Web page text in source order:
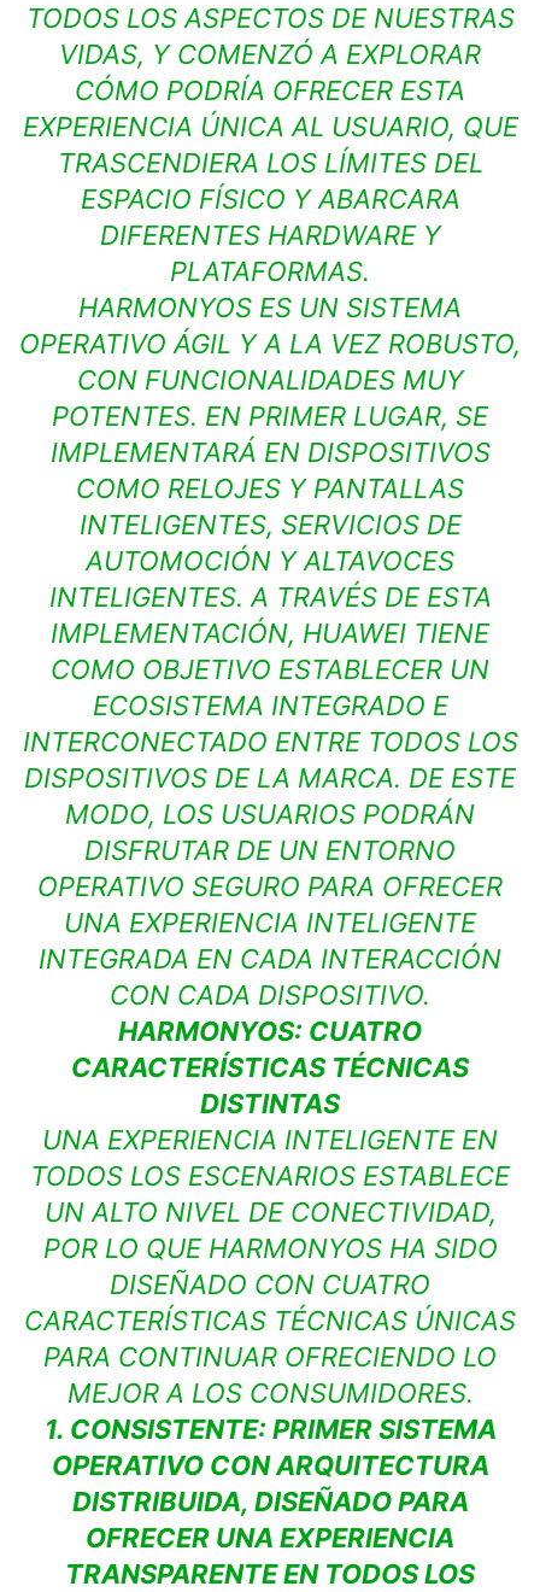
TODOS LOS ASPECTOS DE NUESTRAS
VIDAS, Y COMENZÓ A EXPLORAR
CÓMO PODRÍA OFRECER ESTA
EXPERIENCIA ÚNICA AL USUARIO, QUE
TRASCENDIERA LOS LÍMITES DEL
ESPACIO FÍSICO Y ABARCARA
DIFERENTES HARDWARE Y
PLATAFORMAS.
HARMONYOS ES UN SISTEMA
OPERATIVO ÁGIL Y A LA VEZ ROBUSTO,
CON FUNCIONALIDADES MUY
POTENTES. EN PRIMER LUGAR, SE
IMPLEMENTARÁ EN DISPOSITIVOS
COMO RELOJES Y PANTALLAS
INTELIGENTES, SERVICIOS DE
AUTOMOCIÓN Y ALTAVOCES
INTELIGENTES. A TRAVÉS DE ESTA
IMPLEMENTACIÓN, HUAWEI TIENE
COMO OBJETIVO ESTABLECER UN
ECOSISTEMA INTEGRADO E
INTERCONECTADO ENTRE TODOS LOS
DISPOSITIVOS DE LA MARCA. DE ESTE
MODO, LOS USUARIOS PODRÁN
DISFRUTAR DE UN ENTORNO
OPERATIVO SEGURO PARA OFRECER
UNA EXPERIENCIA INTELIGENTE
INTEGRADA EN CADA INTERACCIÓN
CON CADA DISPOSITIVO.
HARMONYOS: CUATRO
CARACTERÍSTICAS TÉCNICAS
DISTINTAS
UNA EXPERIENCIA INTELIGENTE EN
TODOS LOS ESCENARIOS ESTABLECE
UN ALTO NIVEL DE CONECTIVIDAD,
POR LO QUE HARMONYOS HA SIDO
DISEÑADO CON CUATRO
CARACTERÍSTICAS TÉCNICAS ÚNICAS
PARA CONTINUAR OFRECIENDO LO
MEJOR A LOS CONSUMIDORES.
1. CONSISTENTE: PRIMER SISTEMA
OPERATIVO CON ARQUITECTURA
DISTRIBUIDA, DISEÑADO PARA
OFRECER UNA EXPERIENCIA
TRANSPARENTE EN TODOS LOS